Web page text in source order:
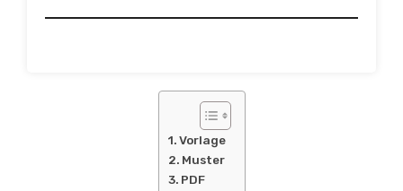
Vorlage
Muster
PDF